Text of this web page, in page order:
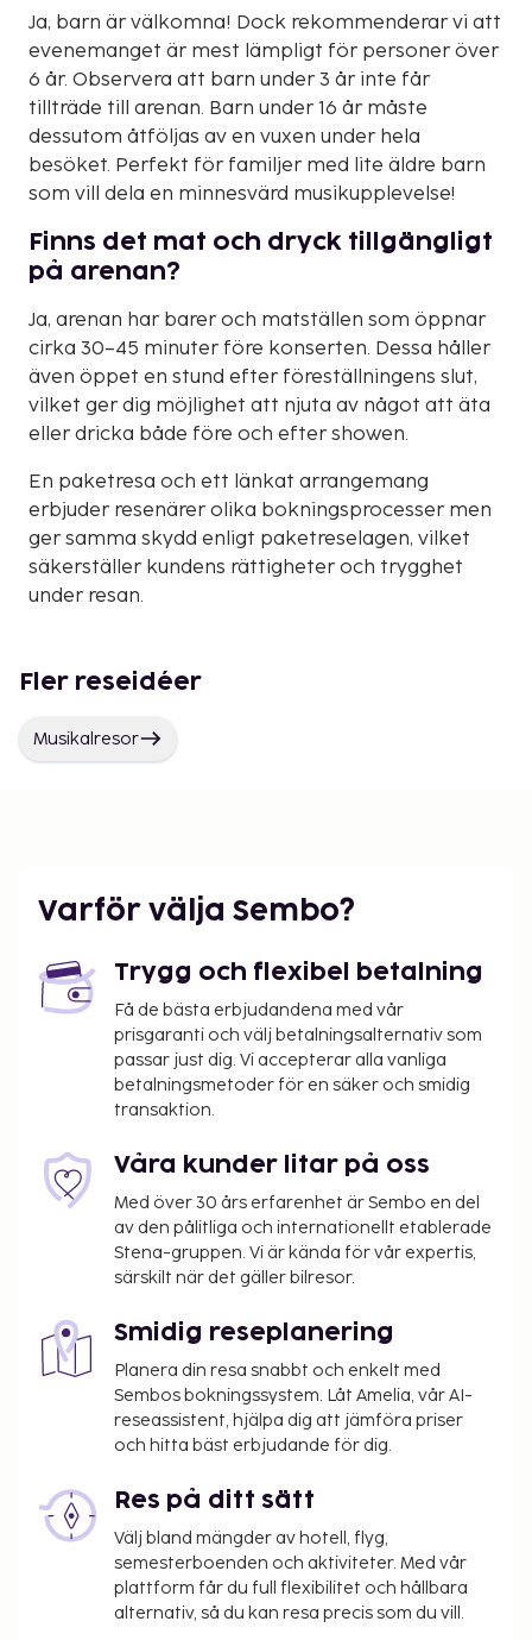
Ja, barn är välkomna! Dock rekommenderar vi att
evenemanget är mest lämpligt för personer över
6 år. Observera att barn under 3 år inte får
tillträde till arenan. Barn under 16 år måste
dessutom åtföljas av en vuxen under hela
besöket. Perfekt för familjer med lite äldre barn
som vill dela en minnesvärd musikupplevelse!
Finns det mat och dryck tillgängligt
på arenan?
Ja, arenan har barer och matställen som öppnar
cirka 30–45 minuter före konserten. Dessa håller
även öppet en stund efter föreställningens slut,
vilket ger dig möjlighet att njuta av något att äta
eller dricka både före och efter showen.
En paketresa och ett länkat arrangemang
erbjuder resenärer olika bokningsprocesser men
ger samma skydd enligt paketreselagen, vilket
säkerställer kundens rättigheter och trygghet
under resan.
Fler reseidéer
Musikalresor
Varför välja Sembo?
Trygg och flexibel betalning
Få de bästa erbjudandena med vår
prisgaranti och välj betalningsalternativ som
passar just dig. Vi accepterar alla vanliga
betalningsmetoder för en säker och smidig
transaktion.
Våra kunder litar på oss
Med över 30 års erfarenhet är Sembo en del
av den pålitliga och internationellt etablerade
Stena-gruppen. Vi är kända för vår expertis,
särskilt när det gäller bilresor.
Smidig reseplanering
Planera din resa snabbt och enkelt med
Sembos bokningssystem. Låt Amelia, vår AI-
reseassistent, hjälpa dig att jämföra priser
och hitta bäst erbjudande för dig.
Res på ditt sätt
Välj bland mängder av hotell, flyg,
semesterboenden och aktiviteter. Med vår
plattform får du full flexibilitet och hållbara
alternativ, så du kan resa precis som du vill.